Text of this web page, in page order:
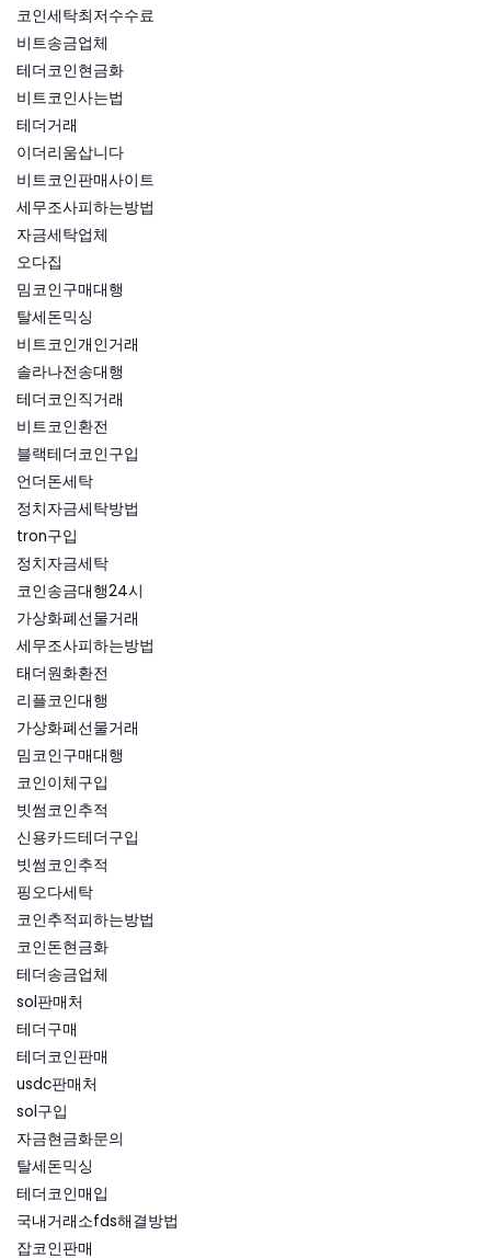
코인세탁최저수수료
비트송금업체
테더코인현금화
비트코인사는법
테더거래
이더리움삽니다
비트코인판매사이트
세무조사피하는방법
자금세탁업체
오다집
밈코인구매대행
탈세돈믹싱
비트코인개인거래
솔라나전송대행
테더코인직거래
비트코인환전
블랙테더코인구입
언더돈세탁
정치자금세탁방법
tron구입
정치자금세탁
코인송금대행24시
가상화폐선물거래
세무조사피하는방법
태더원화환전
리플코인대행
가상화폐선물거래
밈코인구매대행
코인이체구입
빗썸코인추적
신용카드테더구입
빗썸코인추적
핑오다세탁
코인추적피하는방법
코인돈현금화
테더송금업체
sol판매처
테더구매
테더코인판매
usdc판매처
sol구입
자금현금화문의
탈세돈믹싱
테더코인매입
국내거래소fds해결방법
잡코인판매